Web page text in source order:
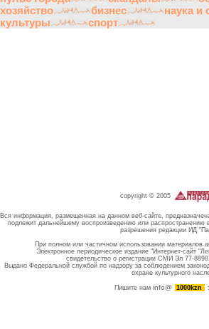
хозяйство
бизнес наука и
культуры
спорт
copyright © 2005
Вся информация, размещенная на данном веб-сайте,
подлежит дальнейшему воспроизведению или распространению
разрешения редакции ИД
При полном или частичном использовании материалов
Электронное периодическое издание "Интернет-сайт
свидетельство о регистрации СМИ Эл 77-8898
Выдано Федеральной службой по надзору за соблюдением
охране культурного
Пишите намinfo@ 1000kzn